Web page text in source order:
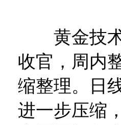
黄金技术
收官，周内
缩整理。日
进一步压缩